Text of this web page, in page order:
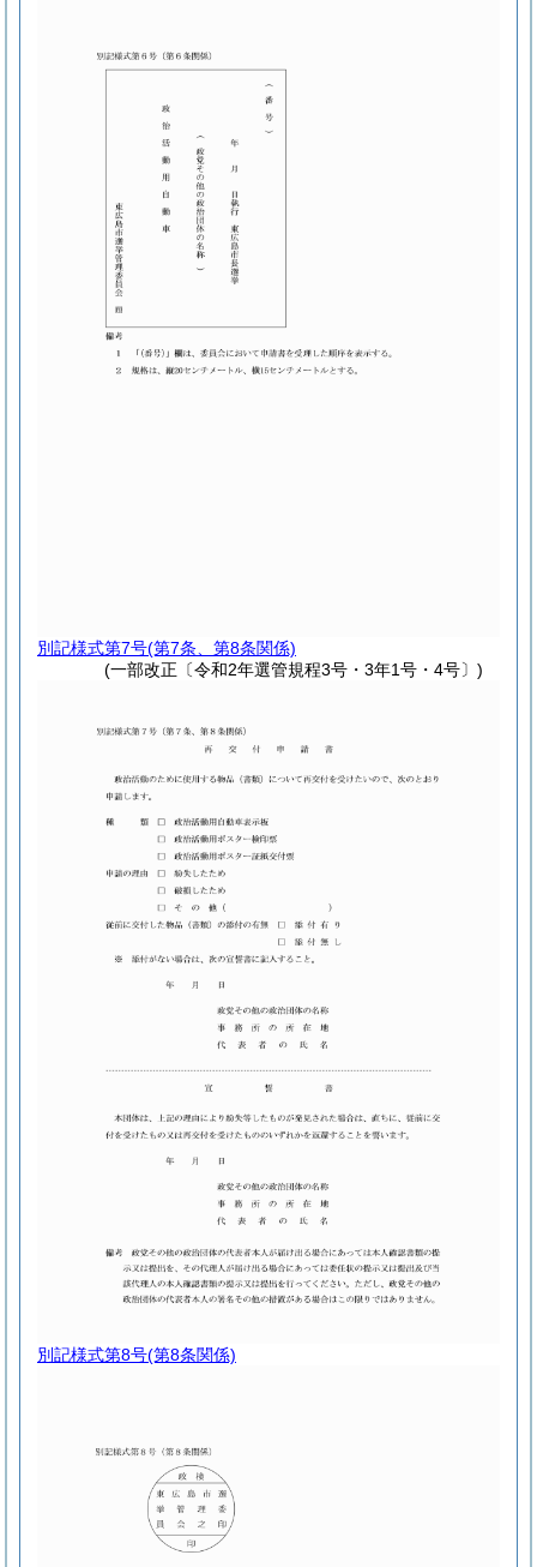
別記様式第7号(第7条、第8条関係)
(一部改正〔令和2年選管規程3号・3年1号・4号〕)
別記様式第8号(第8条関係)